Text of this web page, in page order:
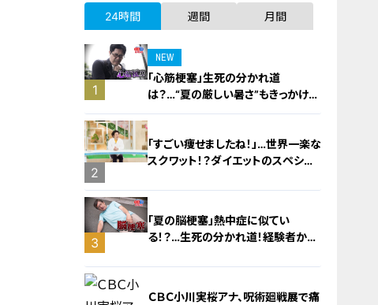
24時間 週間 月間
1
NEW
「心筋梗塞」生死の分かれ道
は？…“夏の厳しい暑さ”もきっかけ
に！発症前のキケンなサインと対処
2
「すごい痩せましたね！」…世界一楽な
スクワット！？ダイエットのスペシャ
3
「夏の脳梗塞」熱中症に似てい
る！？…生死の分かれ道！経験者から
ＣＢＣ小川実桜アナ、呪術廻戦展で痛